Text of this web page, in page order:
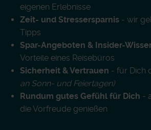
eigenen Erlebnisse
Zeit- und Stressersparnis - wir
Tipps
Spar-Angeboten & Insider-
Vorteile eines Reisebüros
Sicherheit & Vertrauen - für Dich
an Sonn- und Feiertagen)
Rundum gutes Gefühl für Dich -
die Vorfreude genießen